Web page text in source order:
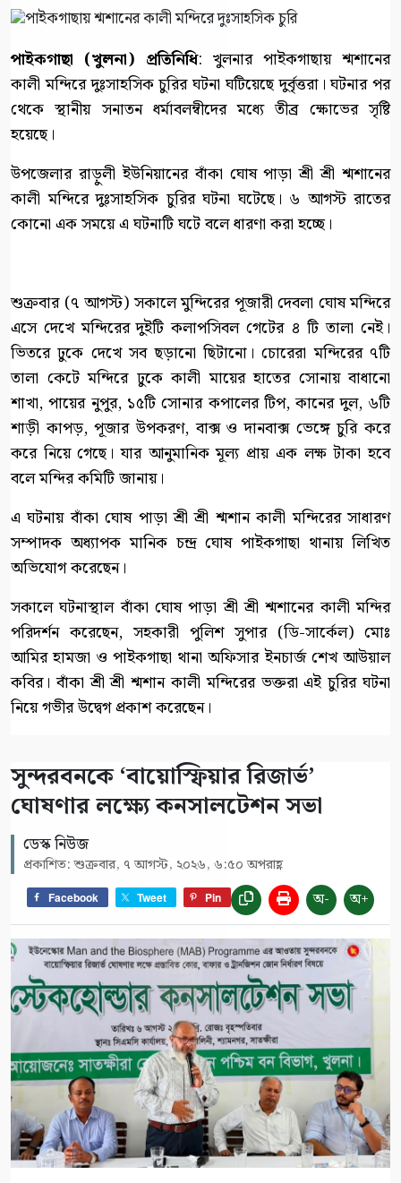
পাইকগাছা (খুলনা) প্রতিনিধি: খুলনার পাইকগাছায় শ্মশানের
কালী মন্দিরে দুঃসাহসিক চুরির ঘটনা ঘটিয়েছে দুর্বৃত্তরা। ঘটনার পর
থেকে স্থানীয় সনাতন ধর্মাবলম্বীদের মধ্যে তীব্র ক্ষোভের সৃষ্টি
হয়েছে।
উপজেলার রাড়ুলী ইউনিয়ানের বাঁকা ঘোষ পাড়া শ্রী শ্রী শ্মশানের
কালী মন্দিরে দুঃসাহসিক চুরির ঘটনা ঘটেছে। ৬ আগস্ট রাতের
কোনো এক সময়ে এ ঘটনাটি ঘটে বলে ধারণা করা হচ্ছে।
শুক্রবার (৭ আগস্ট) সকালে মুন্দিরের পূজারী দেবলা ঘোষ মন্দিরে
এসে দেখে মন্দিরের দুইটি কলাপসিবল গেটের ৪ টি তালা নেই।
ভিতরে ঢুকে দেখে সব ছড়ানো ছিটানো। চোরেরা মন্দিরের ৭টি
তালা কেটে মন্দিরে ঢুকে কালী মায়ের হাতের সোনায় বাধানো
শাখা, পায়ের নুপুর, ১৫টি সোনার কপালের টিপ, কানের দুল, ৬টি
শাড়ী কাপড়, পূজার উপকরণ, বাক্স ও দানবাক্স ভেঙ্গে চুরি করে
করে নিয়ে গেছে। যার আনুমানিক মূল্য প্রায় এক লক্ষ টাকা হবে
বলে মন্দির কমিটি জানায়।
এ ঘটনায় বাঁকা ঘোষ পাড়া শ্রী শ্রী শ্মশান কালী মন্দিরের সাধারণ
সম্পাদক অধ্যাপক মানিক চন্দ্র ঘোষ পাইকগাছা থানায় লিখিত
অভিযোগ করেছেন।
সকালে ঘটনাস্থাল বাঁকা ঘোষ পাড়া শ্রী শ্রী শ্মশানের কালী মন্দির
পরিদর্শন করেছেন, সহকারী পুলিশ সুপার (ডি-সার্কেল) মোঃ
আমির হামজা ও পাইকগাছা থানা অফিসার ইনচার্জ শেখ আউয়াল
কবির। বাঁকা শ্রী শ্রী শ্মশান কালী মন্দিরের ভক্তরা এই চুরির ঘটনা
নিয়ে গভীর উদ্বেগ প্রকাশ করেছেন।
সুন্দরবনকে ‘বায়োস্ফিয়ার রিজার্ভ’
ঘোষণার লক্ষ্যে কনসালটেশন সভা
ডেস্ক নিউজ
প্রকাশিত: শুক্রবার, ৭ আগস্ট, ২০২৬, ৬:৫০ অপরাহ্ণ
Facebook Tweet Pin অ- অ+